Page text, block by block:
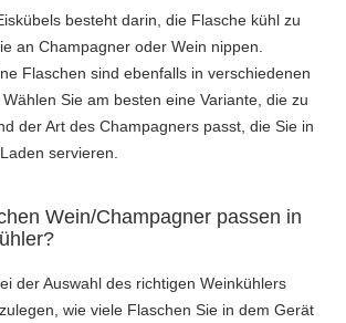
besteht darin, die Flasche kühl zu
an Champagner oder Wein nippen.
Flaschen sind ebenfalls in verschiedenen
Sie am besten eine Variante, die zu
der Art des Champagners passt, die Sie in
servieren.
Wein/Champagner passen in
der Auswahl des richtigen Weinkühlers
wie viele Flaschen Sie in dem Gerät